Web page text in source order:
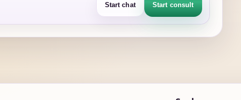
Start chat Start consult